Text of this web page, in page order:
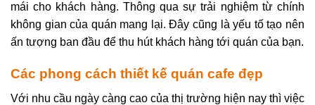
mái cho khách hàng. Thông qua sự trải nghiệm từ chính
không gian của quán mang lại. Đây cũng là yếu tố tạo nên
ấn tượng ban đầu để thu hút khách hàng tới quán của bạn.
Các phong cách thiết kế quán cafe đẹp
Với nhu cầu ngày càng cao của thị trường hiện nay thì việc